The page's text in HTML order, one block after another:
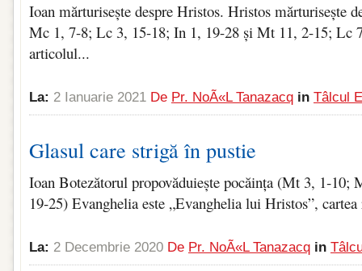
Ioan mărturisește despre Hristos. Hristos mărturisește
Mc 1, 7-8; Lc 3, 15-18; In 1, 19-28 și Mt 11, 2-15; Lc
articolul...
La: 2 Ianuarie 2021 De Pr. NoÃ«l Tanazacq in Tâlcul
Glasul care strigă în pustie
Ioan Botezătorul propovăduiește pocăința (Mt 3, 1‑10;
19‑25) Evanghelia este „Evanghelia lui Hristos”,
La: 2 Decembrie 2020 De Pr. NoÃ«l Tanazacq in